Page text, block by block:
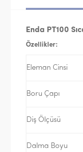
Enda PT100
Özellikler:
Eleman Cinsi
Boru Çapı
Diş Ölçüsü
Dalma Boyu